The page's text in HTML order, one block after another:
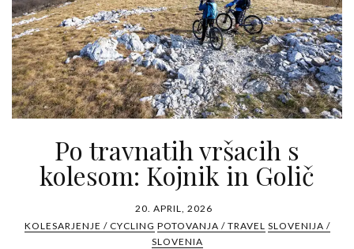
Po travnatih vršacih s
kolesom: Kojnik in Golič
20. APRIL, 2026
KOLESARJENJE / CYCLING POTOVANJA / TRAVEL SLOVENIJA /
SLOVENIA